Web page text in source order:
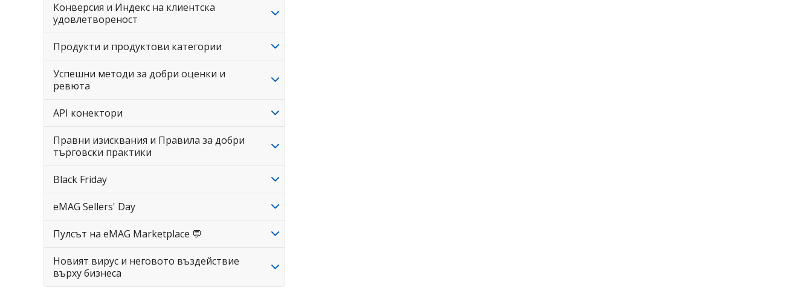
Конверсия и Индекс на клиентска
удовлетвореност
Продукти и продуктови категории
Успешни методи за добри оценки и
ревюта
API конектори
Правни изисквания и Правила за добри
търговски практики
Black Friday
eMAG Sellers' Day
Пулсът на eMAG Marketplace 💬
Новият вирус и неговото въздействие
върху бизнеса